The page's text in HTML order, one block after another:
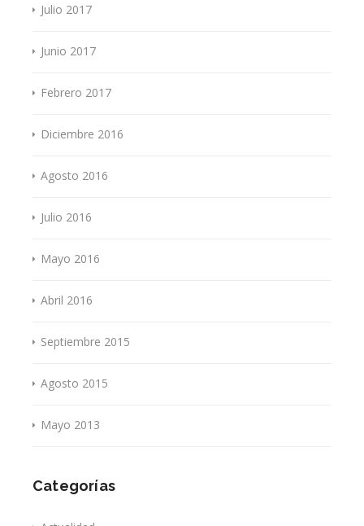
Julio 2017
Junio 2017
Febrero 2017
Diciembre 2016
Agosto 2016
Julio 2016
Mayo 2016
Abril 2016
Septiembre 2015
Agosto 2015
Mayo 2013
Categorías